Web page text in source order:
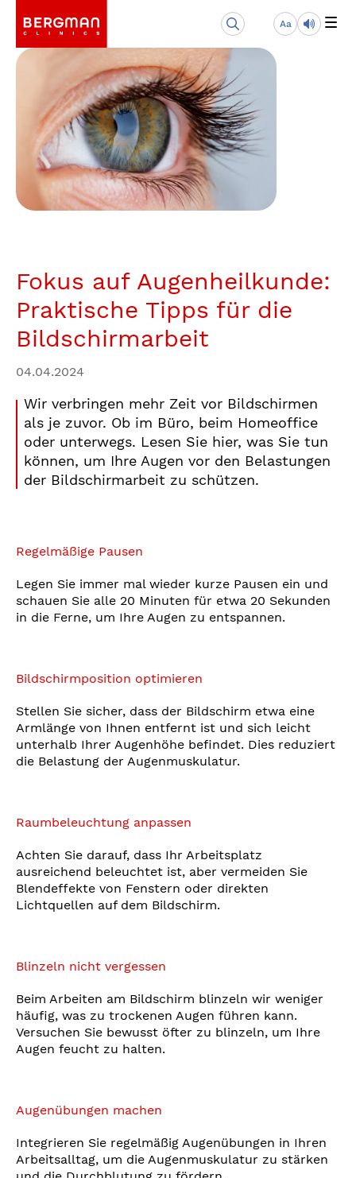
Aa
Fokus auf Augenheilkunde:
Praktische Tipps für die
Bildschirmarbeit
04.04.2024
Wir verbringen mehr Zeit vor Bildschirmen
als je zuvor. Ob im Büro, beim Homeoffice
oder unterwegs. Lesen Sie hier, was Sie tun
können, um Ihre Augen vor den Belastungen
der Bildschirmarbeit zu schützen.
Regelmäßige Pausen
Legen Sie immer mal wieder kurze Pausen ein und
schauen Sie alle 20 Minuten für etwa 20 Sekunden
in die Ferne, um Ihre Augen zu entspannen.
Bildschirmposition optimieren
Stellen Sie sicher, dass der Bildschirm etwa eine
Armlänge von Ihnen entfernt ist und sich leicht
unterhalb Ihrer Augenhöhe befindet. Dies reduziert
die Belastung der Augenmuskulatur.
Raumbeleuchtung anpassen
Achten Sie darauf, dass Ihr Arbeitsplatz
ausreichend beleuchtet ist, aber vermeiden Sie
Blendeffekte von Fenstern oder direkten
Lichtquellen auf dem Bildschirm.
Blinzeln nicht vergessen
Beim Arbeiten am Bildschirm blinzeln wir weniger
häufig, was zu trockenen Augen führen kann.
Versuchen Sie bewusst öfter zu blinzeln, um Ihre
Augen feucht zu halten.
Augenübungen machen
Integrieren Sie regelmäßig Augenübungen in Ihren
Arbeitsalltag, um die Augenmuskulatur zu stärken